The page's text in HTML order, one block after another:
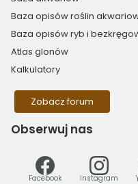
Baza opisów roślin
Baza opisów ryb i
Atlas glonów
Kalkulatory
Zobacz forum
Obserwuj nas
Facebook Instagram